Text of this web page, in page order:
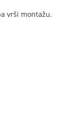
vrši montažu.